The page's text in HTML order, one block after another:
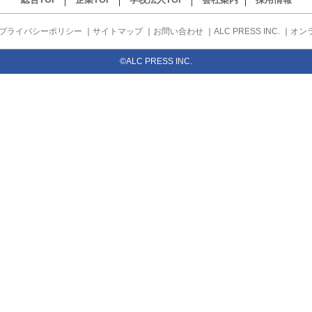
プライバシーポリシー ｜ サイトマップ ｜ お問い合わせ ｜ ALC PRESS INC. ｜ オン
©ALC PRESS INC.